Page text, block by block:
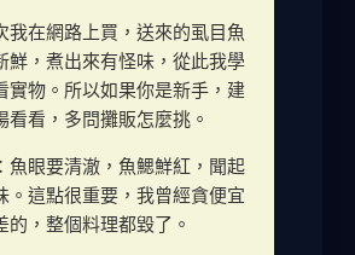
我在網路上買，送來的虱目魚
鮮，煮出來有怪味，從此我學
實物。所以如果你是新手，建
看看，多問攤販怎麼挑。
魚眼要清澈，魚鰓鮮紅，聞起
。這點很重要，我曾經貪便宜
的，整個料理都毀了。